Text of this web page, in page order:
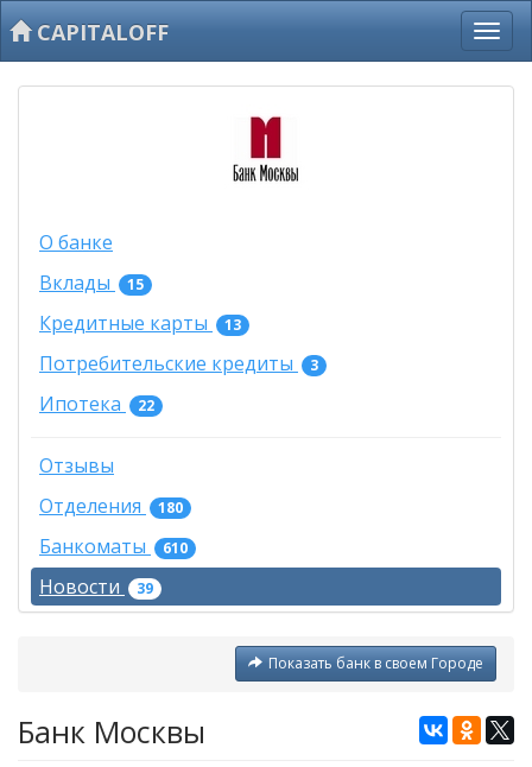
CAPITALOFF
О банке
Вклады
15
Кредитные карты 13
Потребительские кредиты 3
Ипотека 22
Отзывы
Отделения
180
Банкоматы 610
Новости 39
Показать банк в своем Городе
Банк Москвы